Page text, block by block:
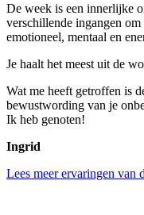
De week is een innerlijke
verschillende ingangen
emotioneel, mentaal en
Je haalt het meest uit de
Wat me heeft getroffen is
bewustwording van je
Ik heb genoten!
Ingrid
Lees meer ervaringen van